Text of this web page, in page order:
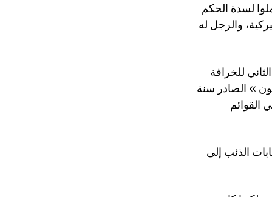
لسدة الحكم
والرجل له
للخرافة
» الصادر سنة
القوائم
الذئب إلى